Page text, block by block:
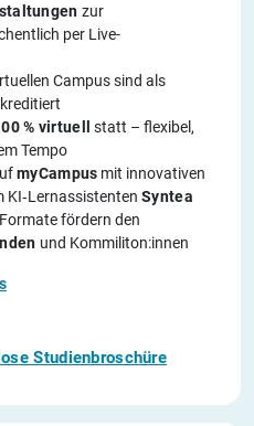
zur
per Live-
Campus sind als
% virtuell
statt – flexibel,
Tempo
myCampus mit innovativen
KI‑Lernassistenten Syntea
fördern den
und Kommiliton:innen
Studienbroschüre